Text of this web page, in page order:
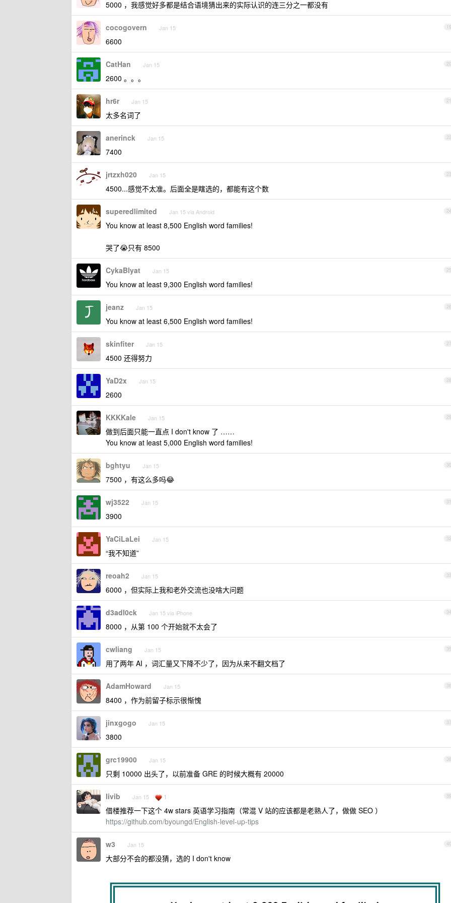
5000 ，我感觉好多都是结合语境猜出来的实际认识的连三分之一都没有
19
cocogovern Jan 15
6600
20
CatHan Jan 15
2600 。。。
21
hr6r Jan 15
太多名词了
22
anerinck Jan 15
7400
23
jrtzxh020 Jan 15
4500...感觉不太准。后面全是瞎选的，都能有这个数
24
superedlimited Jan 15 via Android
You know at least 8,500 English word families!
哭了😭只有 8500
25
CykaBlyat Jan 15
You know at least 9,300 English word families!
26
jeanz Jan 15
You know at least 6,500 English word families!
27
skinfiter Jan 15
4500 还得努力
28
YaD2x Jan 15
2600
29
KKKKale Jan 15
做到后面只能一直点 I don't know 了 ……
You know at least 5,000 English word families!
30
bghtyu Jan 15
7500 ，有这么多吗😂
31
wj3522 Jan 15
3900
32
YaCiLaLei Jan 15
“我不知道”
33
reoah2 Jan 15
6000 ，但实际上我和老外交流也没啥大问题
34
d3adl0ck Jan 15 via iPhone
8000 ，从第 100 个开始就不太会了
35
cwliang Jan 15
用了两年 AI ，词汇量又下降不少了，因为从来不翻文档了
36
AdamHoward Jan 15
8400 ，作为前留子标示很惭愧
37
jinxgogo Jan 15
3800
38
grc19900 Jan 15
只剩 10000 出头了，以前准备 GRE 的时候大概有 20000
39
livib Jan 15 1
借楼推荐一下这个 4w stars 英语学习指南（常混 V 站的应该都是老熟人了，做做 SEO ）
https://github.com/byoungd/English-level-up-tips
40
w3 Jan 15
大部分不会的都没猜，选的 I don't know